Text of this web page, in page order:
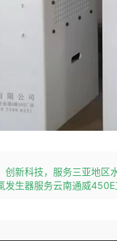
创新科技，服务三亚地区
发生器服务云南通威